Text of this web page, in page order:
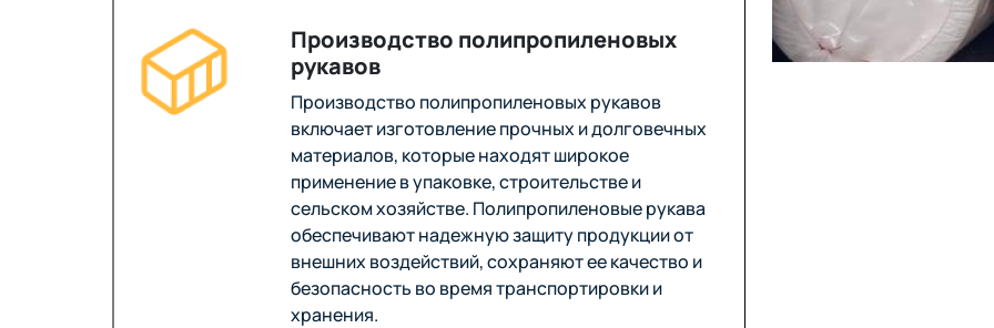
Производство полипропиленовых
рукавов
Производство полипропиленовых рукавов
включает изготовление прочных и долговечных
материалов, которые находят широкое
применение в упаковке, строительстве и
сельском хозяйстве. Полипропиленовые рукава
обеспечивают надежную защиту продукции от
внешних воздействий, сохраняют ее качество и
безопасность во время транспортировки и
хранения.